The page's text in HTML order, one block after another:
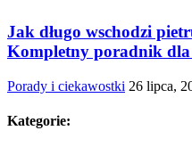
Jak długo wschodzi
Kompletny poradnik
Porady i ciekawostki 26 lipca,
Kategorie: